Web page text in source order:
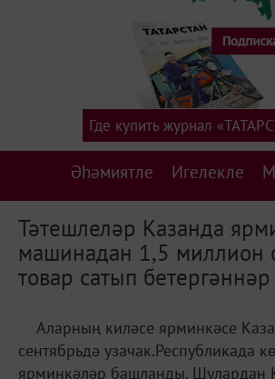
Әһәмиятле Игелекле
Где купить журнал
Тәтешлеләр Казанда
машинадан 1,5 миллион
товар сатып бетергәннәр
Аларның киләсе ярминкәсе
сентябрьдә узачак.Республикада
ярминкәләр башланды. Шулардан